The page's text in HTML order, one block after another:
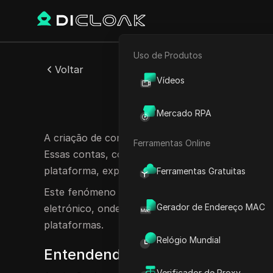
E-commerce
Uso de Produtos
Vídeos
Mercado RPA
Ferramentas Online
Ferramentas Gratuitas
Gerador de Endereço MAC
Relógio Mundial
Voltar
A criação de contas envolve a criação e gestão
Essas contas, comumente conhecidas como
plataforma, explorar recursos ou se envolver
Este fenómeno é predominante em vários
eletrónico, onde pode ter um impacto
plataformas.
Entendendo o conceito de